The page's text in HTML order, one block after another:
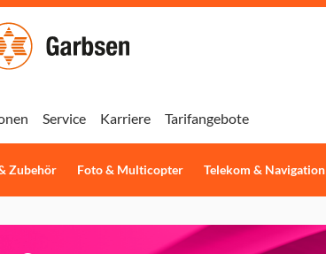
Zubehör Foto & Multicopter Telekom & Navigation
Service Karriere Tarifangebote